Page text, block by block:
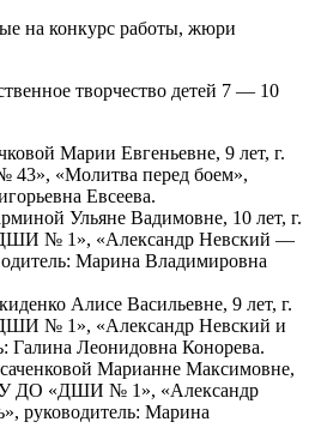
на конкурс работы, жюри
творчество детей 7 — 10
Марии Евгеньевне, 9 лет, г.
«Молитва перед боем»,
Евсеева.
Ульяне Вадимовне, 10 лет, г.
№ 1», «Александр Невский —
Марина Владимировна
Алисе Васильевне, 9 лет, г.
№ 1», «Александр Невский и
Галина Леонидовна Конорева.
Марианне Максимовне,
ДО «ДШИ № 1», «Александр
руководитель: Марина